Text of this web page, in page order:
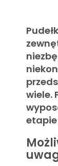
wiele.
etapie